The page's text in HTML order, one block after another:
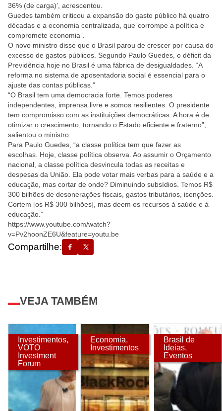
36% (de carga)’, acrescentou.
Guedes também criticou a expansão do gasto público há quatro
décadas e a economia centralizada, que”corrompe a política e
compromete economia”.
O novo ministro disse que o Brasil parou de crescer por causa do
excesso de gastos públicos. Segundo Paulo Guedes, o déficit da
Previdência hoje no Brasil é uma fábrica de desigualdades. “A
reforma no sistema de aposentadoria social é essencial para o
ajuste das contas públicas.”
“O Brasil tem uma democracia forte. Temos poderes
independentes, imprensa livre e somos resilientes. O presidente
tem compromisso com as instituições democráticas. A hora é de
otimizar o crescimento, tornando o Estado eficiente e fraterno”,
salientou o ministro.
Para Paulo Guedes, “a classe política tem que fazer as
escolhas. Hoje , classe política observa. Ao assumir o Orçamento
nacional, a classe política desvincula todas as receitas e
despesas da União. Ela pode votar mais verbas para a saúde e a
educação, mas cortar de onde? Diminuindo subsídios. Temos R$
300 bilhões de desonerações fiscais, gastos tributários, isenções.
Cortem [os R$ 300 bilhões], mas deem os recursos à saúde e à
educação.”
https://www.youtube.com/watch?
v=Pv2hoonZE6U&feature=youtu.be
Compartilhe:
VEJA TAMBÉM
Investimentos,
VOTO
Investment
Forum
Economia,
Investimentos
Brasil de
Ideias,
Eventos